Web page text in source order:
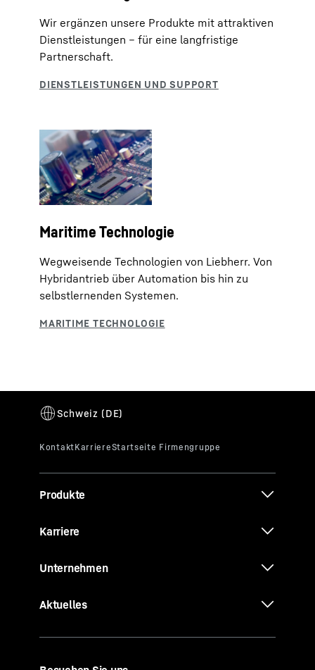
Wir ergänzen unsere Produkte mit attraktiven
Dienstleistungen – für eine langfristige
Partnerschaft.
Maritime Technologie
Wegweisende Technologien von Liebherr. Von
Hybridantrieb über Automation bis hin zu
selbstlernenden Systemen.
Produkte
Karriere
Unternehmen
Aktuelles